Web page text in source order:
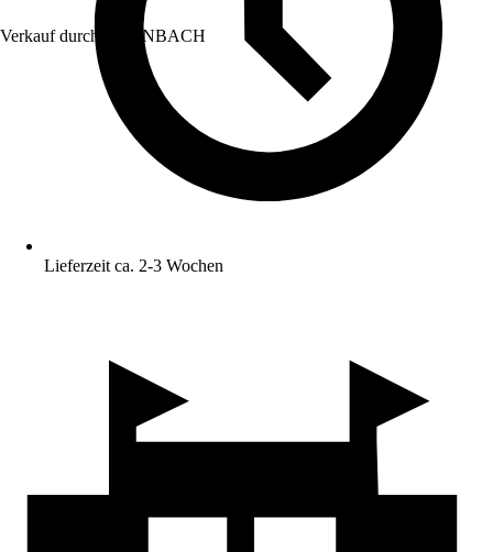
Verkauf durch: HORNBACH
Lieferzeit ca. 2-3 Wochen